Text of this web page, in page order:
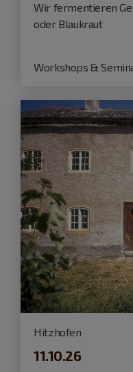
Wir fermentieren
oder Blaukraut
Workshops &
Hitzhofen
11.10.26